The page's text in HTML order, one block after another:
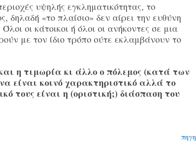
υψηλής εγκληματικότητας, το
δηλαδή «το πλαίσιο» δεν αίρει την ευθύνη
οι κάτοικοι ή όλοι οι ανήκοντες σε μια
με τον ίδιο τρόπο ούτε εκλαμβάνουν το
η τιμωρία κι άλλο ο πόλεμος (κατά των
είναι κοινό χαρακτηριστικό αλλά το
τους είναι η (οριστική;) διάσπαση του
πηγη